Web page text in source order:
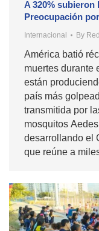
A 320% subieron
Preocupación
Internacional By
América batió
muertes durante
están
país más
transmitida por
mosquitos
desarrollando el
que reúne a